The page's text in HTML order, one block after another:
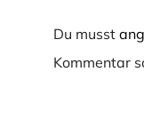
Du musst
Kommentar